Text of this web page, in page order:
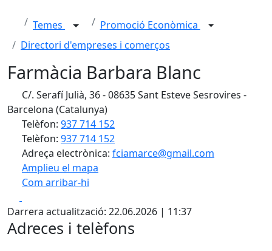
Temes
Promoció Econòmica
Directori d'empreses i comerços
Farmàcia Barbara Blanc
C/. Serafí Julià, 36 - 08635 Sant Esteve Sesrovires -
Barcelona (Catalunya)
Telèfon: 937 714 152
Telèfon: 937 714 152
Adreça electrònica: fciamarce@gmail.com
Amplieu el mapa
Com arribar-hi
+
−
Darrera actualització: 22.06.2026 | 11:37
Adreces i telèfons